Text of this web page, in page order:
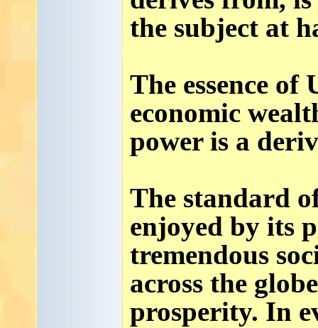
the subject at
The essence of
economic
power is a
The standard
enjoyed by its
tremendous
across the
prosperity. In